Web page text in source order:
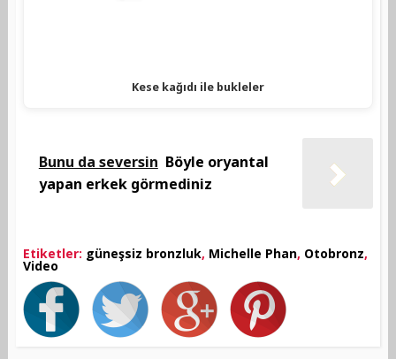
Kese kağıdı ile bukleler
Bunu da seversin Böyle oryantal
yapan erkek görmediniz
Etiketler: güneşsiz bronzluk, Michelle Phan, Otobronz,
Video